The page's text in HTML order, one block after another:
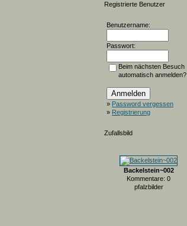
Registrierte Benutzer
Benutzername:
Passwort:
Beim nächsten Besuch
automatisch anmelden?
» Password vergessen
» Registrierung
Zufallsbild
Backelstein~002
Kommentare: 0
pfalzbilder